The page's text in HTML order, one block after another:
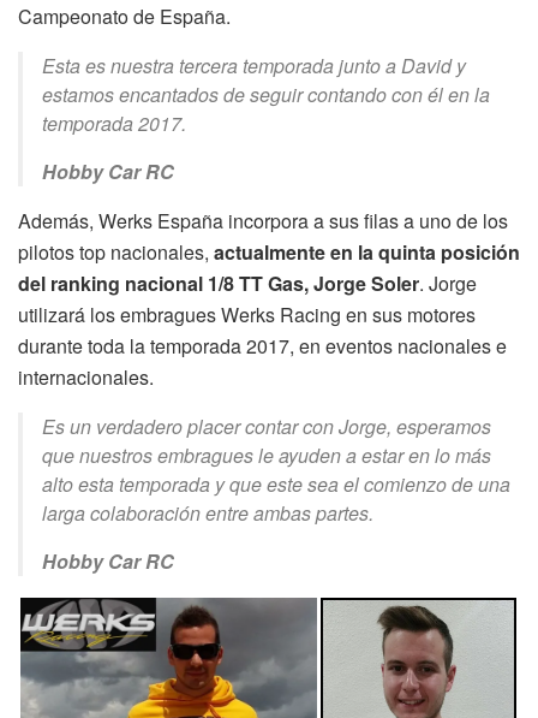
Campeonato de España.
Esta es nuestra tercera temporada junto a David y
estamos encantados de seguir contando con él en la
temporada 2017.
Hobby Car RC
Además, Werks España incorpora a sus filas a uno de los
pilotos top nacionales, actualmente en la quinta posición
del ranking nacional 1/8 TT Gas, Jorge Soler. Jorge
utilizará los embragues Werks Racing en sus motores
durante toda la temporada 2017, en eventos nacionales e
internacionales.
Es un verdadero placer contar con Jorge, esperamos
que nuestros embragues le ayuden a estar en lo más
alto esta temporada y que este sea el comienzo de una
larga colaboración entre ambas partes.
Hobby Car RC